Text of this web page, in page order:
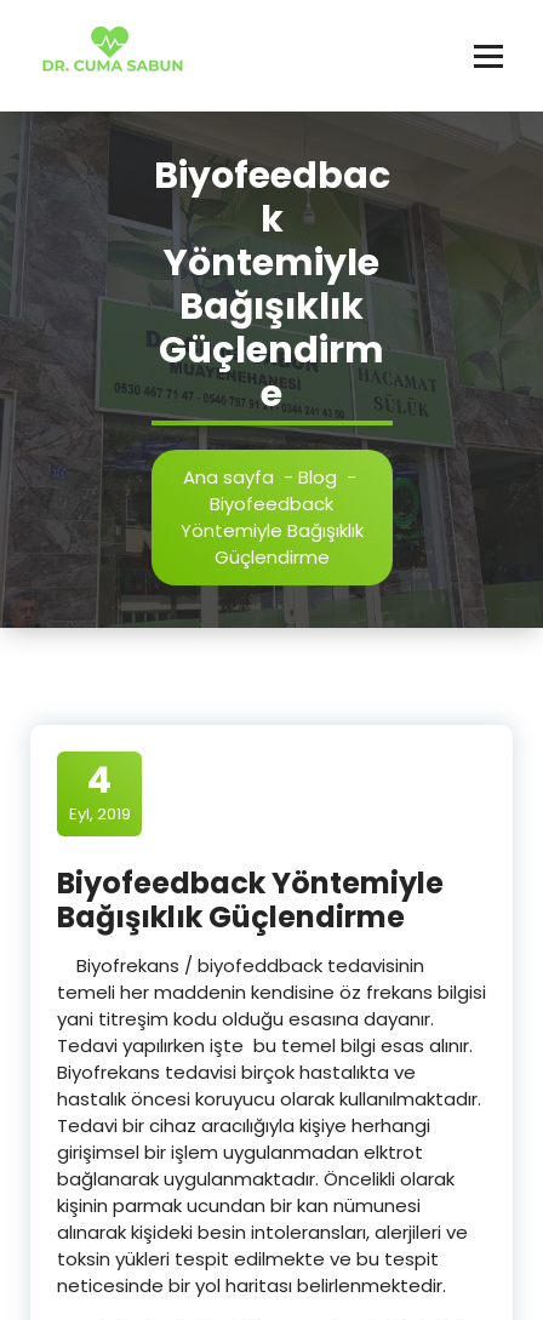
Biyofeedbac
k
Yöntemiyle
Bağışıklık
Güçlendirm
e
Ana sayfa - Blog -
Biyofeedback
Yöntemiyle Bağışıklık
Güçlendirme
4
Eyl, 2019
Biyofeedback Yöntemiyle
Bağışıklık Güçlendirme
Biyofrekans / biyofeddback tedavisinin
temeli her maddenin kendisine öz frekans bilgisi
yani titreşim kodu olduğu esasına dayanır.
Tedavi yapılırken işte bu temel bilgi esas alınır.
Biyofrekans tedavisi birçok hastalıkta ve
hastalık öncesi koruyucu olarak kullanılmaktadır.
Tedavi bir cihaz aracılığıyla kişiye herhangi
girişimsel bir işlem uygulanmadan elktrot
bağlanarak uygulanmaktadır. Öncelikli olarak
kişinin parmak ucundan bir kan nümunesi
alınarak kişideki besin intoleransları, alerjileri ve
toksin yükleri tespit edilmekte ve bu tespit
neticesinde bir yol haritası belirlenmektedir.